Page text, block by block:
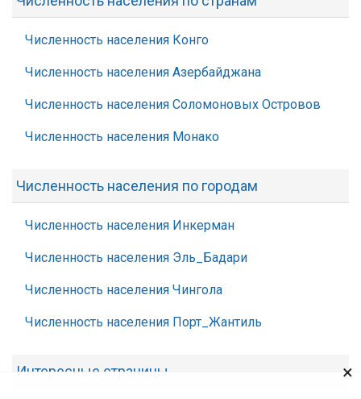
Численность населения Конго
Численность населения Азербайджана
Численность населения Соломоновых Островов
Численность населения Монако
Численность населения по городам
Численность населения Инкерман
Численность населения Эль_Бадари
Численность населения Чингола
Численность населения Порт_Жантиль
Интересные страницы ×